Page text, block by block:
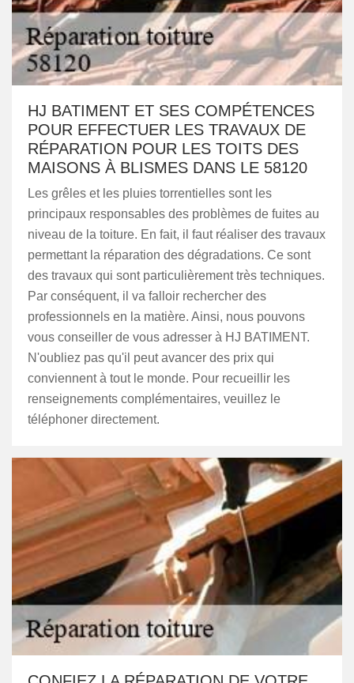
HJ BATIMENT ET SES COMPÉTENCES
POUR EFFECTUER LES TRAVAUX DE
RÉPARATION POUR LES TOITS DES
MAISONS À BLISMES DANS LE 58120
Les grêles et les pluies torrentielles sont les
principaux responsables des problèmes de fuites au
niveau de la toiture. En fait, il faut réaliser des travaux
permettant la réparation des dégradations. Ce sont
des travaux qui sont particulièrement très techniques.
Par conséquent, il va falloir rechercher des
professionnels en la matière. Ainsi, nous pouvons
vous conseiller de vous adresser à HJ BATIMENT.
N'oubliez pas qu'il peut avancer des prix qui
conviennent à tout le monde. Pour recueillir les
renseignements complémentaires, veuillez le
téléphoner directement.